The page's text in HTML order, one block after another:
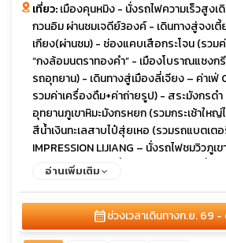
เที่ยว:เมืองคุนหมิง - นั่งรถไฟความเร็วสูงเ
กวนอิม ผ่านชมเจดีย์3องค์ - เดินทางสู่จงเ
เกียง(ผ่านชม) - ช่องแคบเสือกระโจน (รวม
“กงล้อมนตราทองคำ” - เมืองโบราณแชงก
รถอุทยาน) - เดินทางสู่เมืองลี่เจียง – ค่าเฟ่
รวมค่าเครื่องดืม+ค่าถ่ายรูป) - สระมังกรด
อุทยานภูเขาหิมะมังกรหยก (รวมกระเช้าให
สีน้ำเงินทะเลสาบไป๋สุ่ยเหอ (รวมรถแบตเต
IMPRESSION LIJIANG – นั่งรถไฟชมวิวภู
-เดินทางสู่เมืองต้าลี่ – เมืองโบราณต้าลี่ - ท
ทองหยก - ช้อปปิ้งถนนคนเดินหนานผิงเจีย
ทง – KUNMING OLDSTREET - คุนหมิงฉา
อ่านเพิ่มเติม
calendar_monthช่วงเวลาเดินทางก.ย. 69 -